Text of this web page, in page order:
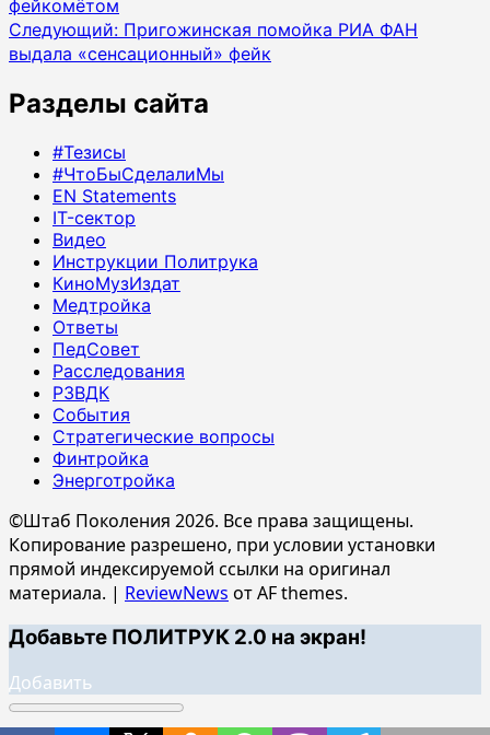
записи
фейкомётом
Следующий: Пригожинская помойка РИА ФАН
выдала «сенсационный» фейк
Разделы сайта
#Тезисы
#ЧтоБыСделалиМы
EN Statements
IT-сектор
Видео
Инструкции Политрука
КиноМузИздат
Медтройка
Ответы
ПедСовет
Расследования
РЗВДК
События
Стратегические вопросы
Финтройка
Энерготройка
©Штаб Поколения 2026. Все права защищены.
Копирование разрешено, при условии установки
прямой индексируемой ссылки на оригинал
материала. | ReviewNews от AF themes.
Добавьте ПОЛИТРУК 2.0 на экран!
Добавить